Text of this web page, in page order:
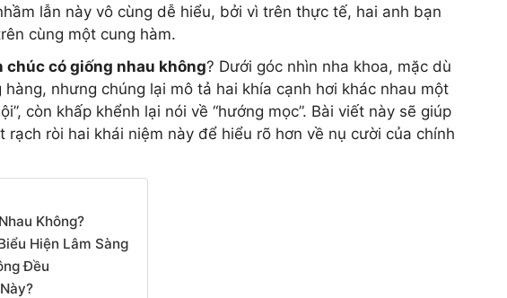
lẫn này vô cùng dễ hiểu, bởi vì trên thực tế, hai anh bạn
cùng một cung hàm.
chúc có giống nhau không? Dưới góc nhìn nha khoa, mặc dù
nhưng chúng lại mô tả hai khía cạnh hơi khác nhau một
còn khấp khểnh lại nói về “hướng mọc”. Bài viết này sẽ giúp
ròi hai khái niệm này để hiểu rõ hơn về nụ cười của chính
Không?
Hiện Lâm Sàng
Đều